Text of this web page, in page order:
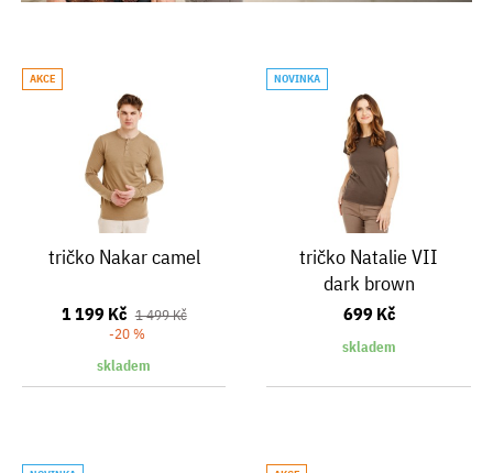
AKCE
tričko Nakar camel
1 199 Kč 1 499 Kč
-20 %
skladem
NOVINKA
tričko Natalie VII
dark brown
699 Kč
skladem